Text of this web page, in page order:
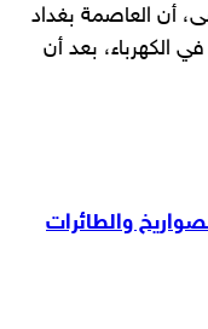
أن العاصمة بغداد
الكهرباء، بعد أن
والطائرات